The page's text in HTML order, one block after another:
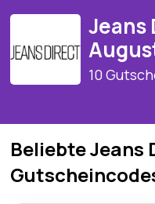
Jeans
10
Beliebte Jeans